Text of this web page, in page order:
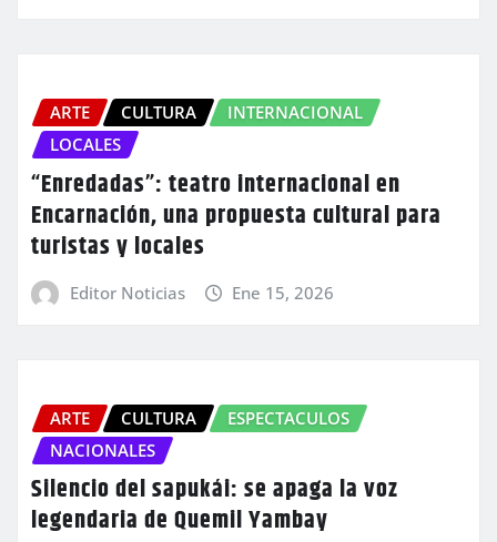
ARTE CULTURA
INTERNACIONAL
LOCALES
“Enredadas”: teatro internacional en
Encarnación, una propuesta cultural para
turistas y locales
Editor Noticias Ene 15, 2026
ARTE CULTURA
ESPECTACULOS
NACIONALES
Silencio del sapukái: se apaga la voz
legendaria de Quemil Yambay